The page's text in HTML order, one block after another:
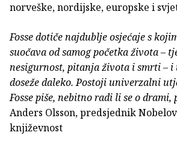
norveške, nordijske, europske i
Fosse dotiče najdublje osjećaje s
suočava od samog početka života –
nesigurnost, pitanja života i smrti – i
doseže daleko. Postoji univerzalni
Fosse piše, nebitno radi li se o
Anders Olsson, predsjednik
književnost